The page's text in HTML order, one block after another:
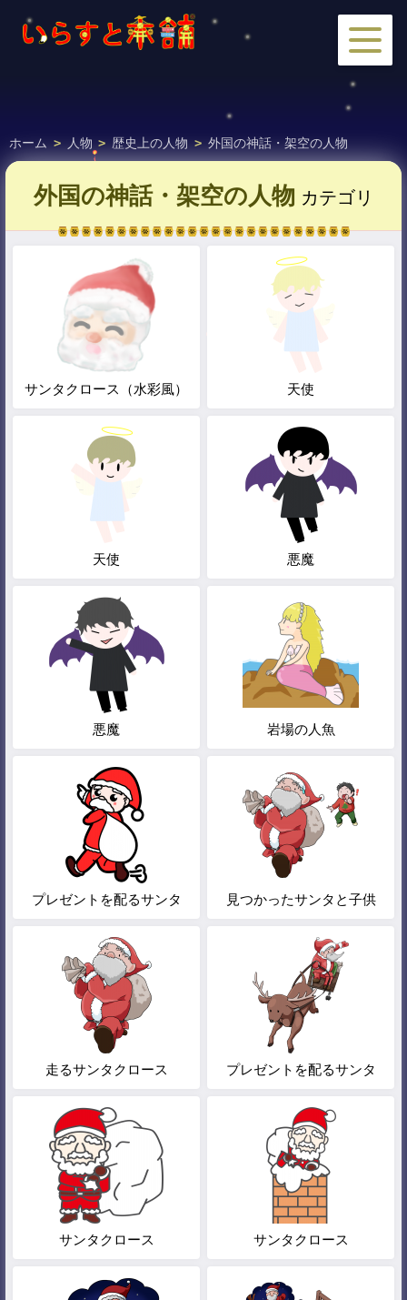
ホーム > 人物 > 歴史上の人物 > 外国の神話・架空の人物
外国の神話・架空の人物 カテゴリ
サンタクロース（水彩風） 天使
天使 悪魔
悪魔 岩場の人魚
プレゼントを配るサンタ 見つかったサンタと子供
走るサンタクロース プレゼントを配るサンタ
サンタクロース サンタクロース